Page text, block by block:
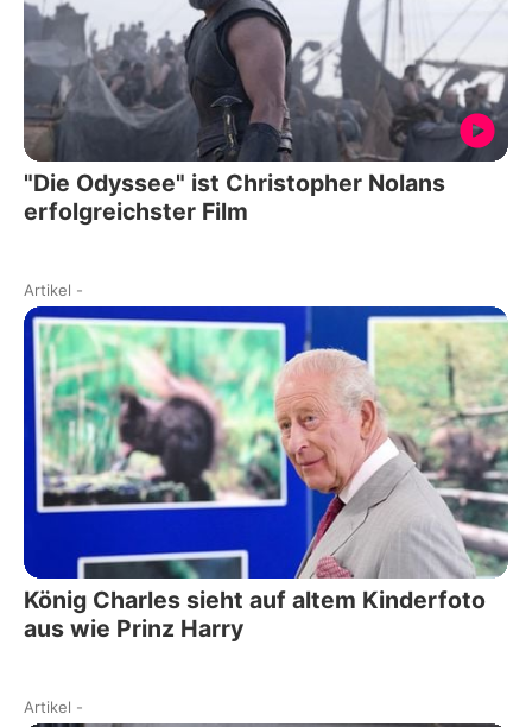
"Die Odyssee" ist Christopher Nolans
erfolgreichster Film
Artikel -
König Charles sieht auf altem Kinderfoto
aus wie Prinz Harry
Artikel -